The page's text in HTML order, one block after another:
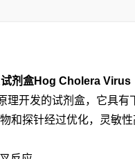
剂盒Hog Cholera Virus
开发的试剂盒，它具有
和探针经过优化，灵敏性